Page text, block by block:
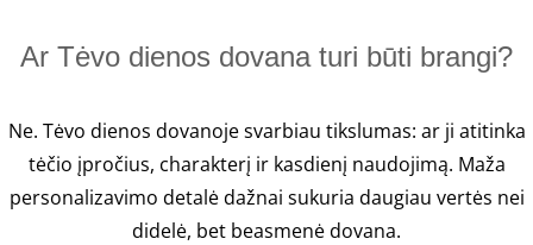
Ar Tėvo dienos dovana turi būti brangi?
Ne. Tėvo dienos dovanoje svarbiau tikslumas: ar ji atitinka
tėčio įpročius, charakterį ir kasdienį naudojimą. Maža
personalizavimo detalė dažnai sukuria daugiau vertės nei
didelė, bet beasmenė dovana.